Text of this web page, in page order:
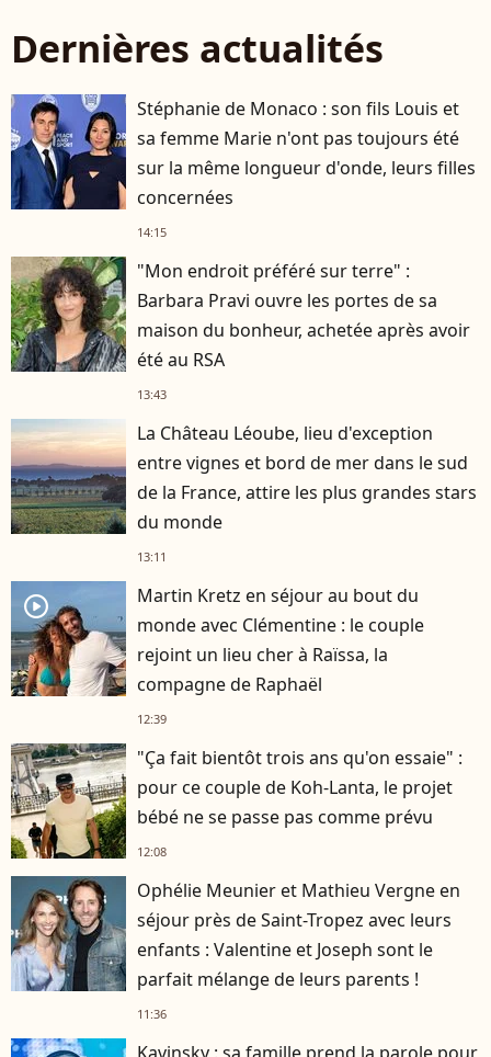
Dernières actualités
Stéphanie de Monaco : son fils Louis et
sa femme Marie n'ont pas toujours été
sur la même longueur d'onde, leurs filles
concernées
14:15
"Mon endroit préféré sur terre" :
Barbara Pravi ouvre les portes de sa
maison du bonheur, achetée après avoir
été au RSA
13:43
La Château Léoube, lieu d'exception
entre vignes et bord de mer dans le sud
de la France, attire les plus grandes stars
du monde
13:11
player2
Martin Kretz en séjour au bout du
monde avec Clémentine : le couple
rejoint un lieu cher à Raïssa, la
compagne de Raphaël
12:39
"Ça fait bientôt trois ans qu'on essaie" :
pour ce couple de Koh-Lanta, le projet
bébé ne se passe pas comme prévu
12:08
Ophélie Meunier et Mathieu Vergne en
séjour près de Saint-Tropez avec leurs
enfants : Valentine et Joseph sont le
parfait mélange de leurs parents !
11:36